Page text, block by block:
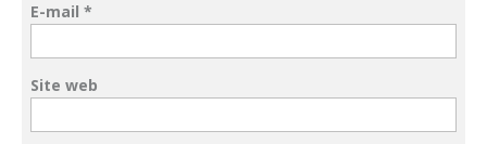
E-mail *
Site web